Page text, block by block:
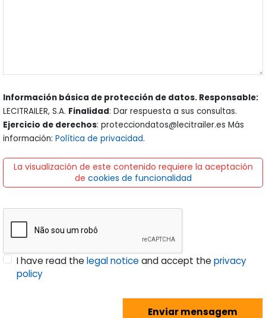
Información básica de protección de datos. Responsable:
LECITRAILER, S.A. Finalidad: Dar respuesta a sus consultas.
Ejercicio de derechos: protecciondatos@lecitrailer.es Más
información: Política de privacidad.
La visualización de este contenido requiere la aceptación
de cookies de funcionalidad
I have read thelegal noticeand accept theprivacy
policy